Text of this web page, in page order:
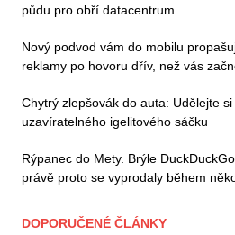
půdu pro obří datacentrum
Nový podvod vám do mobilu
reklamy po hovoru dřív, než vás
Chytrý zlepšovák do auta: Udělejte
uzavíratelného igelitového sáčku
Rýpanec do Mety. Brýle
právě proto se vyprodaly během
DOPORUČENÉ ČLÁNKY